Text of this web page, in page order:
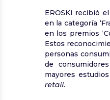
EROSKI recibió
en la categoría
en los premios
Estos
personas
de
mayores
retail.